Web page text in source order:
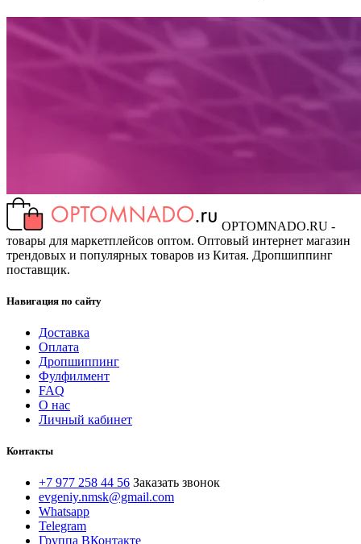
OPTOMNADO.RU -
товары для маркетплейсов оптом. Оптовый интернет магазин
трендовых и популярных товаров из Китая. Дропшиппинг
поставщик.
Навигация по сайту
Доставка
Оплата
Дропшиппинг
Фулфилмент
FAQ
О нас
Личный кабинет
Контакты
+7 977 258 44 56 Заказать звонок
evgeniy.nmsk@gmail.com
Whatsapp
Telegram
Группа ВКонтакте